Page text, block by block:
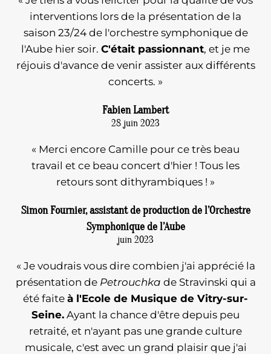
interventions lors de la présentation de la
saison 23/24 de l'orchestre symphonique de
l'Aube hier soir. C'était passionnant, et je me
réjouis d'avance de venir assister aux différents
concerts. »
Fabien Lambert
28 juin 2023
« Merci encore Camille pour ce très beau
travail et ce beau concert d'hier ! Tous les
retours sont dithyrambiques ! »
Simon Fournier, assistant de production de l’Orchestre
Symphonique de l’Aube
juin 2023
« Je voudrais vous dire combien j'ai apprécié la
présentation de Petrouchka de Stravinski qui a
été faite à l'Ecole de Musique de Vitry-sur-
Seine. Ayant la chance d'être depuis peu
retraité, et n'ayant pas une grande culture
musicale, c'est avec un grand plaisir que j'ai